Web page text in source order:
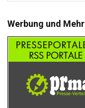
Werbung und Mehr